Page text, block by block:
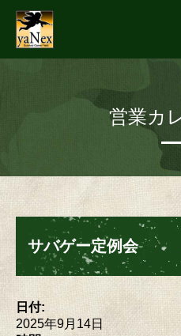
営業カ
サバゲー定例会
日付:
2025年9月14日